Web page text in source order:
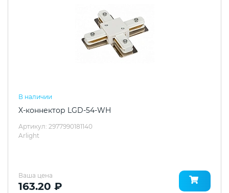
В наличии
X-коннектор LGD-54-WH
Артикул: 2977990181140
Arlight
Ваша цена
163.20 ₽